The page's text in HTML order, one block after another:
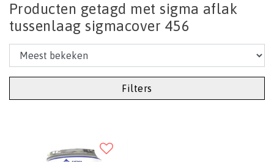
Producten getagd met sigma aflak
tussenlaag sigmacover 456
Filters